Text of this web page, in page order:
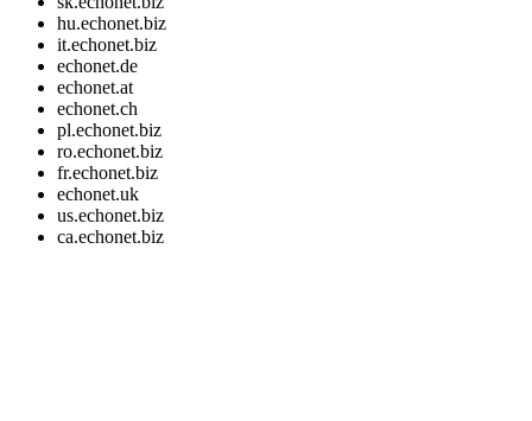
hu.echonet.biz
it.echonet.biz
echonet.de
echonet.at
echonet.ch
pl.echonet.biz
ro.echonet.biz
fr.echonet.biz
echonet.uk
us.echonet.biz
ca.echonet.biz